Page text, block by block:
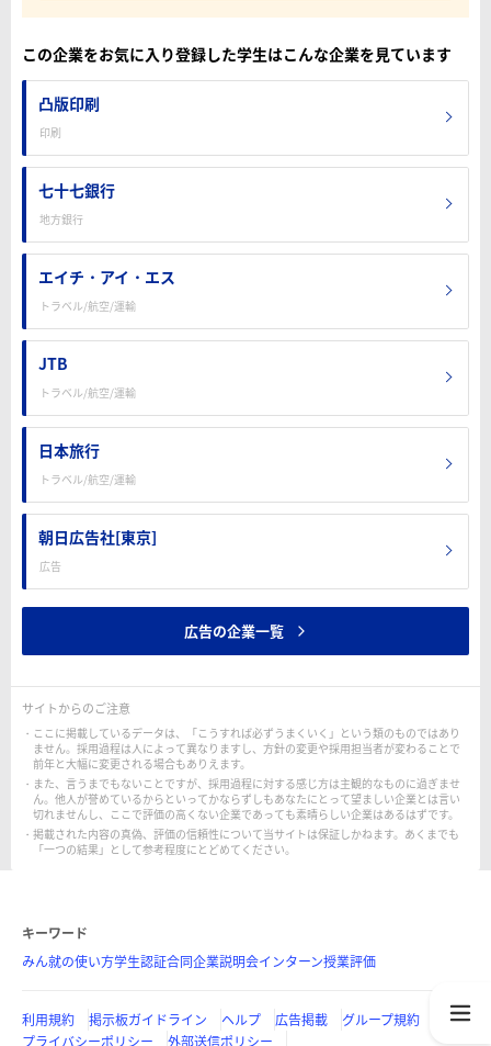
この企業をお気に入り登録した学生はこんな企業を見ています
凸版印刷
印刷
七十七銀行
地方銀行
エイチ・アイ・エス
トラベル/航空/運輸
JTB
トラベル/航空/運輸
日本旅行
トラベル/航空/運輸
朝日広告社[東京]
広告
広告の企業一覧
サイトからのご注意
ここに掲載しているデータは、「こうすれば必ずうまくいく」という類のものではあり
ません。採用過程は人によって異なりますし、方針の変更や採用担当者が変わることで
前年と大幅に変更される場合もありえます。
また、言うまでもないことですが、採用過程に対する感じ方は主観的なものに過ぎませ
ん。他人が誉めているからといってかならずしもあなたにとって望ましい企業とは言い
切れませんし、ここで評価の高くない企業であっても素晴らしい企業はあるはずです。
掲載された内容の真偽、評価の信頼性について当サイトは保証しかねます。あくまでも
「一つの結果」として参考程度にとどめてください。
キーワード
みん就の使い方学生認証合同企業説明会インターン授業評価
利用規約 掲示板ガイドライン ヘルプ 広告掲載
グループ規約
プライバシーポリシー
外部送信ポリシー